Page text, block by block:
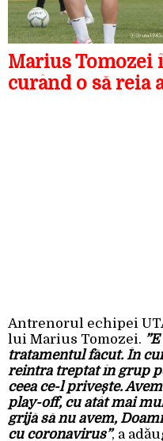
Marius Tomozei
curând o să reia
Antrenorul echipei
lui Marius Tomozei.
tratamentul făcut. În
reintra treptat în grup
ceea ce-l privește.
play-off, cu atât mai
grijă să nu avem,
cu coronavirus”, a